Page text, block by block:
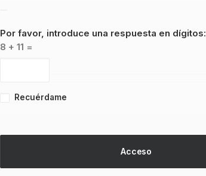
Por favor, introduce una respuesta en dígitos:
8 + 11 =
Recuérdame
Acceso